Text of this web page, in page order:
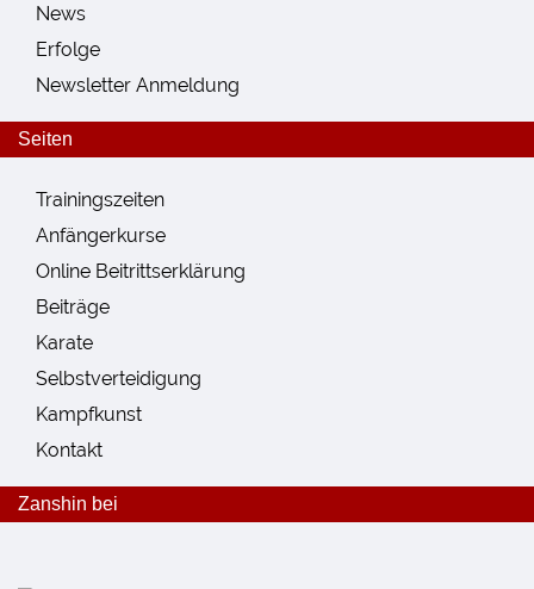
News
Erfolge
Newsletter Anmeldung
Seiten
Trainingszeiten
Anfängerkurse
Online Beitrittserklärung
Beiträge
Karate
Selbstverteidigung
Kampfkunst
Kontakt
Zanshin bei